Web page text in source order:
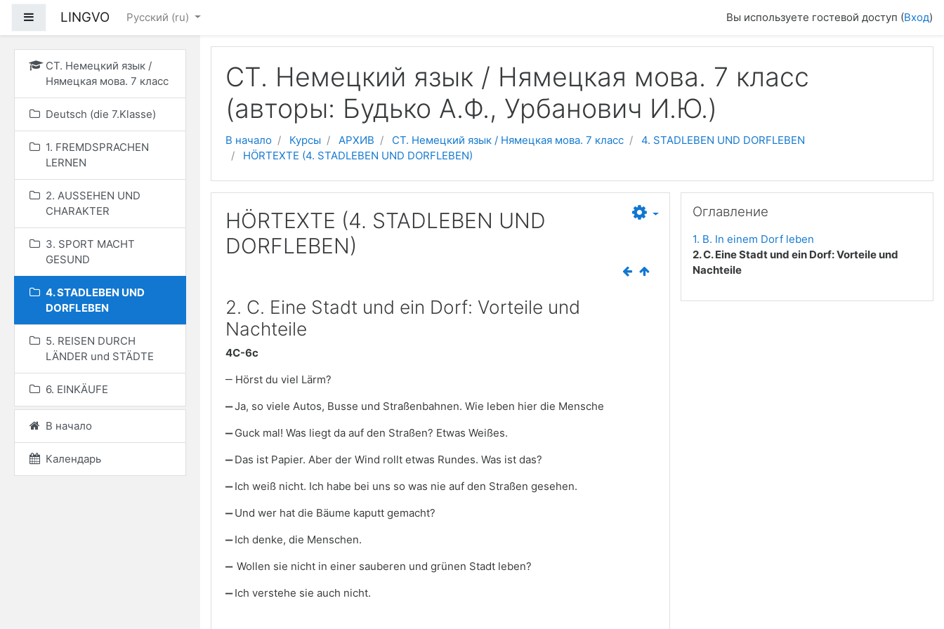
Боковая панель
LINGVO Русский ‎(ru)‎ Вы используете гостевой доступ (Вход)
СТ. Немецкий язык /
Нямецкая мова. 7 класс
Deutsch (die 7.Klasse)
1. FREMDSPRACHEN
LERNEN
2. AUSSEHEN UND
CHARAKTER
3. SPORT MACHT
GESUND
4. STADLEBEN UND
DORFLEBEN
5. REISEN DURCH
LÄNDER und STÄDTE
6. EINKÄUFE
В начало
Календарь
СТ. Немецкий язык / Нямецкая мова. 7 класс
(авторы: Будько А.Ф., Урбанович И.Ю.)
В начало Курсы АРХИВ СТ. Немецкий язык / Нямецкая мова. 7 класс
4. STADLEBEN UND DORFLEBEN
HÖRTEXTE (4. STADLEBEN UND DORFLEBEN)
HÖRTEXTE (4. STADLEBEN UND
DORFLEBEN)
2. C. Eine Stadt und ein Dorf: Vorteile und
Nachteile
4C-6c
‒ Hörst du viel Lärm?
‒Ja, so viele Autos, Busse und Straßenbahnen. Wie leben hier die Mensche
‒Guck mal! Was liegt da auf den Straßen? Etwas Weißes.
‒Das ist Papier. Aber der Wind rollt etwas Rundes. Was ist das?
‒Ich weiß nicht. Ich habe bei uns so was nie auf den Straßen gesehen.
‒Und wer hat die Bäume kaputt gemacht?
‒Ich denke, die Menschen.
‒ Wollen sie nicht in einer sauberen und grünen Stadt leben?
‒Ich verstehe sie auch nicht.
Оглавление
1. B. In einem Dorf leben
2. C. Eine Stadt und ein Dorf: Vorteile und
Nachteile